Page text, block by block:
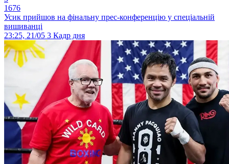
1676
Усик прийшов на фінальну прес-конференцію у спеціальній
вишиванці
23:25, 21/05 3 Кадр дня